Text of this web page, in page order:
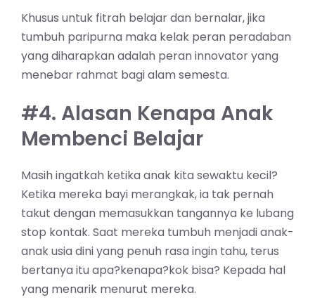
Khusus untuk fitrah belajar dan bernalar, jika
tumbuh paripurna maka kelak peran peradaban
yang diharapkan adalah peran innovator yang
menebar rahmat bagi alam semesta.
#4. Alasan Kenapa Anak
Membenci Belajar
Masih ingatkah ketika anak kita sewaktu kecil?
Ketika mereka bayi merangkak, ia tak pernah
takut dengan memasukkan tangannya ke lubang
stop kontak. Saat mereka tumbuh menjadi anak-
anak usia dini yang penuh rasa ingin tahu, terus
bertanya itu apa?kenapa?kok bisa? Kepada hal
yang menarik menurut mereka.